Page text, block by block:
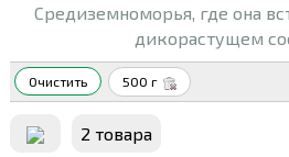
Средиземноморья, где она
дикорастущем
Очистить 500 г
2 товара